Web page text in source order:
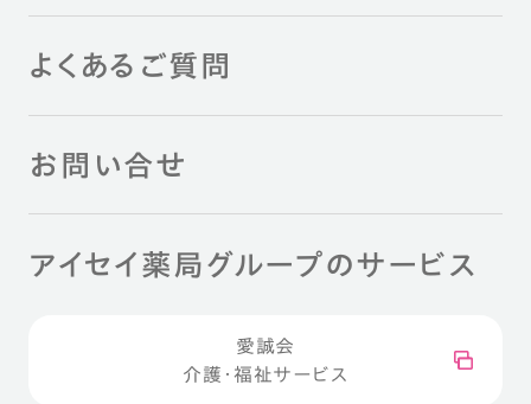
よくあるご質問
お問い合せ
アイセイ薬局グループのサービス
愛誠会
介護・福祉サービス